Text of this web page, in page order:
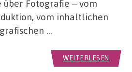
über Fotografie – vom
vom inhaltlichen
…
WEITERLESEN